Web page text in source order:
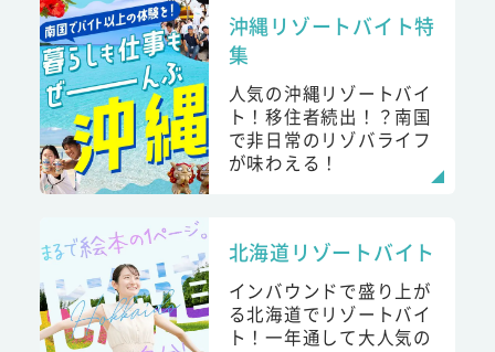
沖縄リゾートバイト特
集
人気の沖縄リゾートバイ
ト！移住者続出！？南国
で非日常のリゾバライフ
が味わえる！
北海道リゾートバイト
インバウンドで盛り上が
る北海道でリゾートバイ
ト！一年通して大人気の